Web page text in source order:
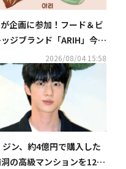
企画に参加！フード＆ビ
ジブランド「ARIH」今夏
本初上陸…イベントも開催
2026/08/04 15:58
ジン、約4億円で購入した
の高級マンションを12億